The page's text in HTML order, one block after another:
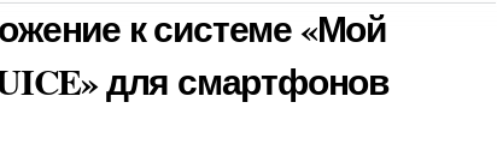
к системе «Мой
для смартфонов